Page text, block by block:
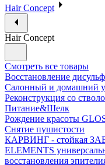
Hair Concept
Hair Concept
Смотреть все товары
Восстановление
Салонный и домашний
Реконструкция со
Питание&Шелк
Рождение красоты
Снятие пушистости
КАРВИНГ - стойкая
ELEMENTS
восстановления